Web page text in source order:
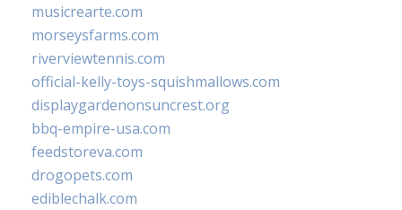
musicrearte.com
morseysfarms.com
riverviewtennis.com
official-kelly-toys-squishmallows.com
displaygardenonsuncrest.org
bbq-empire-usa.com
feedstoreva.com
drogopets.com
ediblechalk.com